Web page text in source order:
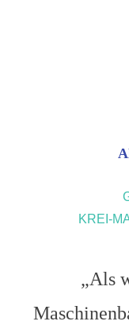
KREI-
„Als